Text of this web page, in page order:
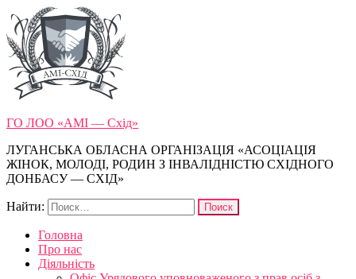
ГО ЛОО «АМІ — Схід»
ЛУГАНСЬКА ОБЛАСНА ОРГАНІЗАЦІЯ «АСОЦІАЦІЯ
ЖІНОК, МОЛОДІ, РОДИН З ІНВАЛІДНІСТЮ СХІДНОГО
ДОНБАСУ — СХІД»
Найти:
Головна
Про нас
Діяльність